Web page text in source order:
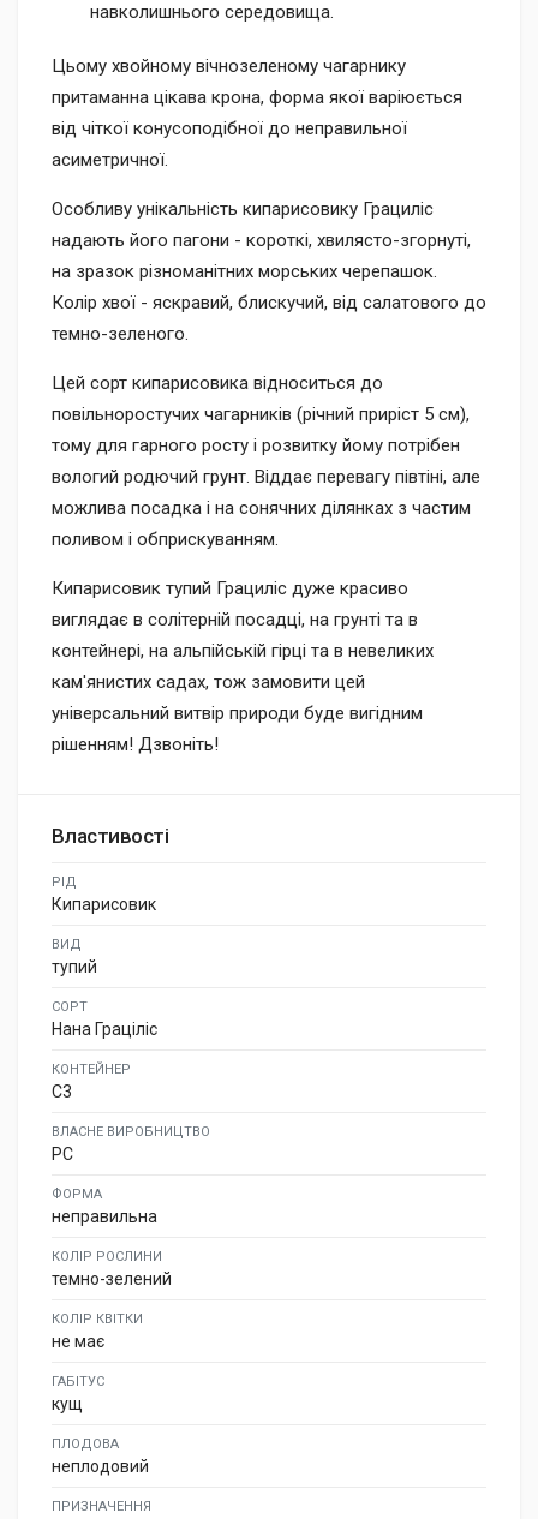
навколишнього середовища.
Цьому хвойному вічнозеленому чагарнику
притаманна цікава крона, форма якої варіюється
від чіткої конусоподібної до неправильної
асиметричної.
Особливу унікальність кипарисовику Грациліс
надають його пагони - короткі, хвилясто-згорнуті,
на зразок різноманітних морських черепашок.
Колір хвої - яскравий, блискучий, від салатового до
темно-зеленого.
Цей сорт кипарисовика відноситься до
повільноростучих чагарників (річний приріст 5 см),
тому для гарного росту і розвитку йому потрібен
вологий родючий грунт. Віддає перевагу півтіні, але
можлива посадка і на сонячних ділянках з частим
поливом і обприскуванням.
Кипарисовик тупий Грациліс дуже красиво
виглядає в солітерній посадці, на грунті та в
контейнері, на альпійській гірці та в невеликих
кам'янистих садах, тож замовити цей
універсальний витвір природи буде вигідним
рішенням! Дзвоніть!
Властивості
РІД
Кипарисовик
ВИД
тупий
СОРТ
Нана Граціліс
КОНТЕЙНЕР
C3
ВЛАСНЕ ВИРОБНИЦТВО
PC
ФОРМА
неправильна
КОЛІР РОСЛИНИ
темно-зелений
КОЛІР КВІТКИ
не має
ГАБІТУС
кущ
ПЛОДОВА
неплодовий
ПРИЗНАЧЕННЯ